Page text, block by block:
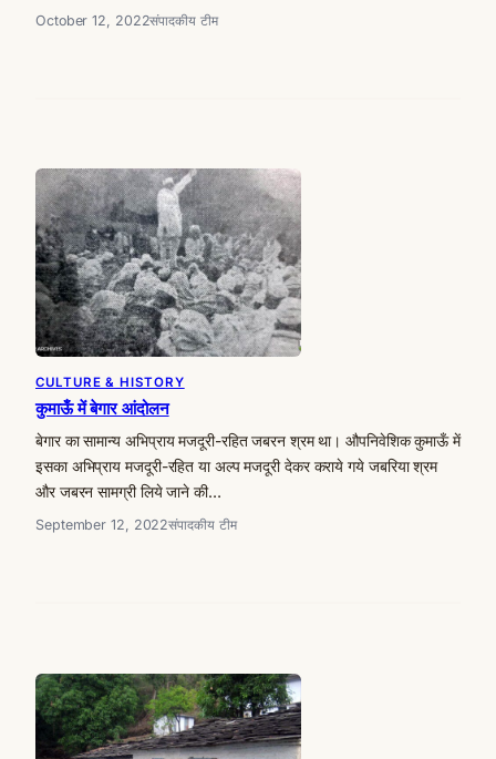
October 12, 2022संपादकीय टीम
CULTURE & HISTORY
कुमाऊँ में बेगार आंदोलन
बेगार का सामान्य अभिप्राय मजदूरी-रहित जबरन श्रम था। औपनिवेशिक कुमाऊँ में
इसका अभिप्राय मजदूरी-रहित या अल्प मजदूरी देकर कराये गये जबरिया श्रम
और जबरन सामग्री लिये जाने की…
September 12, 2022संपादकीय टीम